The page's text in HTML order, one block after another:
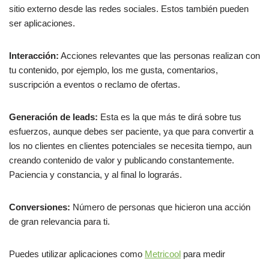
sitio externo desde las redes sociales. Estos también pueden
ser aplicaciones.
Interacción: Acciones relevantes que las personas realizan con
tu contenido, por ejemplo, los me gusta, comentarios,
suscripción a eventos o reclamo de ofertas.
Generación de leads: Esta es la que más te dirá sobre tus
esfuerzos, aunque debes ser paciente, ya que para convertir a
los no clientes en clientes potenciales se necesita tiempo, aun
creando contenido de valor y publicando constantemente.
Paciencia y constancia, y al final lo lograrás.
Conversiones: Número de personas que hicieron una acción
de gran relevancia para ti.
Puedes utilizar aplicaciones como Metricool para medir